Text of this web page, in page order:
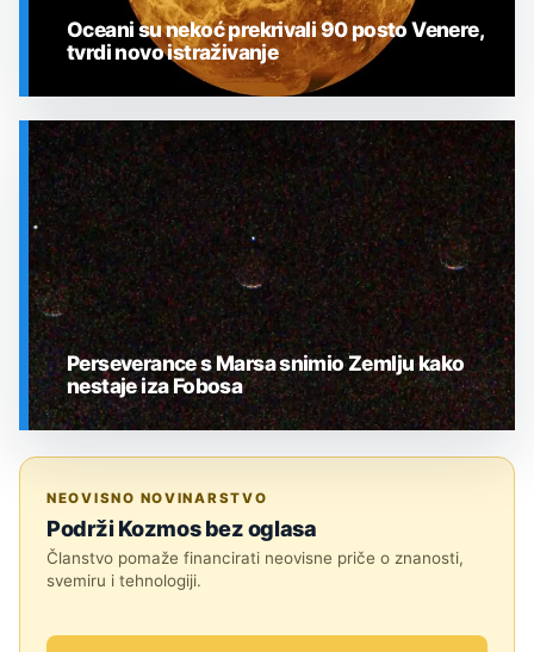
SVEMIR
Oceani su nekoć prekrivali 90 posto Venere,
tvrdi novo istraživanje
Perseverance s Marsa snimio Zemlju kako
nestaje iza Fobosa
NEOVISNO NOVINARSTVO
Podrži Kozmos bez oglasa
Članstvo pomaže financirati neovisne priče o znanosti,
svemiru i tehnologiji.